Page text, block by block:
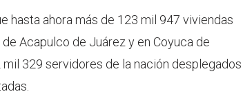
hasta ahora más de 123 mil 947 viviendas
Acapulco de Juárez y en Coyuca de
329 servidores de la nación desplegados